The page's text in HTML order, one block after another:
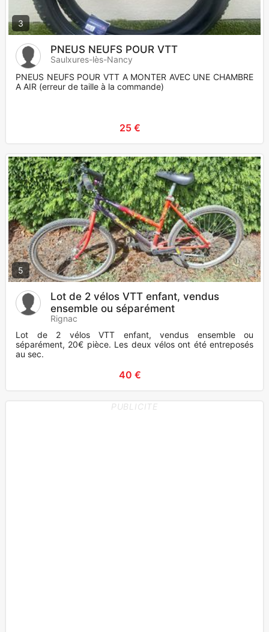
3
PNEUS NEUFS POUR VTT
Saulxures-lès-Nancy
PNEUS NEUFS POUR VTT A MONTER AVEC UNE CHAMBRE
A AIR (erreur de taille à la commande)
25 €
5
Lot de 2 vélos VTT enfant, vendus
ensemble ou séparément
Rignac
Lot de 2 vélos VTT enfant, vendus ensemble ou
séparément, 20€ pièce. Les deux vélos ont été entreposés
au sec.
40 €
PUBLICITE